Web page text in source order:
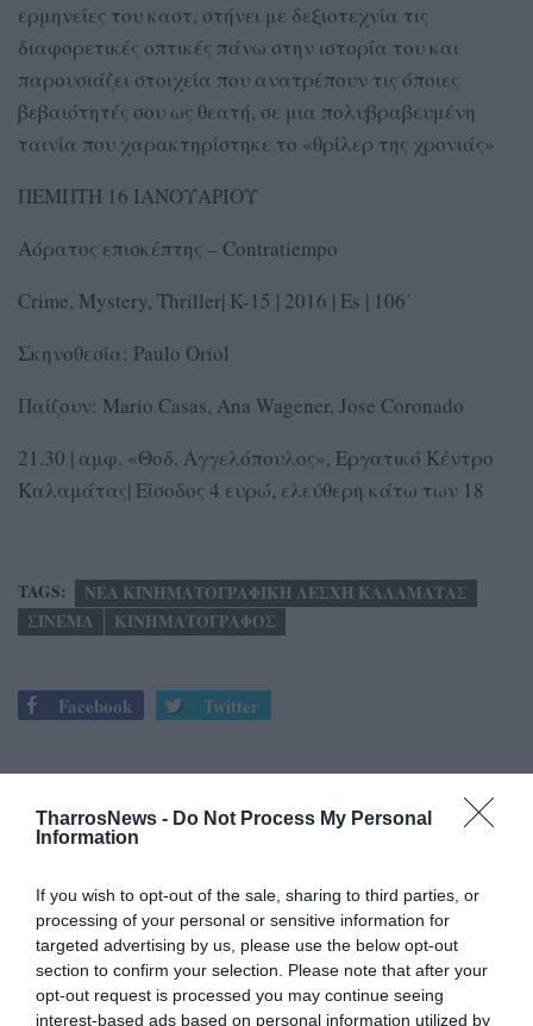
TharrosNews - Do Not Process My Personal
Information
If you wish to opt-out of the sale, sharing to third parties, or
processing of your personal or sensitive information for
targeted advertising by us, please use the below opt-out
section to confirm your selection. Please note that after your
opt-out request is processed you may continue seeing
interest-based ads based on personal information utilized by
ερμηνείες του καστ, στήνει με δεξιοτεχνία τις
διαφορετικές οπτικές πάνω στην ιστορία του και
παρουσιάζει στοιχεία που ανατρέπουν τις όποιες
βεβαιότητές σου ως θεατή, σε μια πολυβραβευμένη
ταινία που χαρακτηρίστηκε το «θρίλερ της χρονιάς»
ΠΕΜΠΤΗ 16 ΙΑΝΟΥΑΡΙΟΥ
Αόρατος επισκέπτης – Contratiempo
Crime, Mystery, Thriller| K-15 | 2016 | Es | 106΄
Σκηνοθεσία: Paulo Oriol
Παίζουν: Mario Casas, Ana Wagener, Jose Coronado
21.30 | αμφ. «Θοδ. Αγγελόπουλος», Εργατικό Κέντρο
Καλαμάτας| Είσοδος 4 ευρώ, ελεύθερη κάτω των 18
TAGS:
ΝΕΑ ΚΙΝΗΜΑΤΟΓΡΑΦΙΚΗ ΛΕΣΧΗ ΚΑΛΑΜΑΤΑΣ
ΣΙΝΕΜΑ
ΚΙΝΗΜΑΤΟΓΡΑΦΟΣ
Facebook Twitter